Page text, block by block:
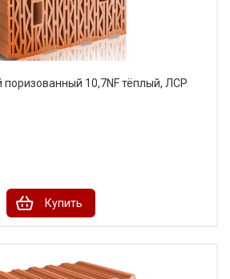
10,7NF тёплый, ЛСР
Купить